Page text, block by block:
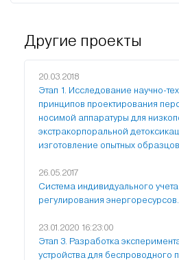
Другие проекты
20.03.2018
Этап 1. Исследование научно-
принципов проектирования
носимой аппаратуры для
экстракорпоральной
изготовление опытных
26.05.2017
Система индивидуального
регулирования энергоресурсов.
23.01.2020 16:23:00
Этап 3. Разработка
устройства для беспроводного